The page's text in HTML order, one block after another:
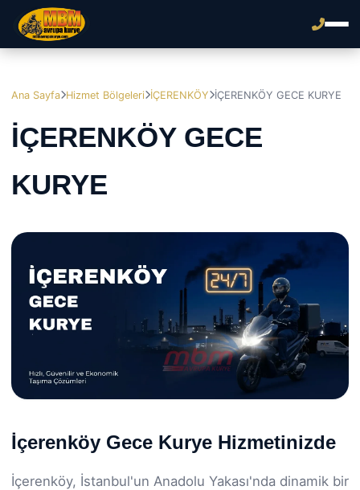
Ana Sayfa Hizmet Bölgeleri İÇERENKÖY İÇERENKÖY GECE KURYE
İÇERENKÖY GECE
KURYE
İçerenköy Gece Kurye Hizmetinizde
İçerenköy, İstanbul'un Anadolu Yakası'nda dinamik bir